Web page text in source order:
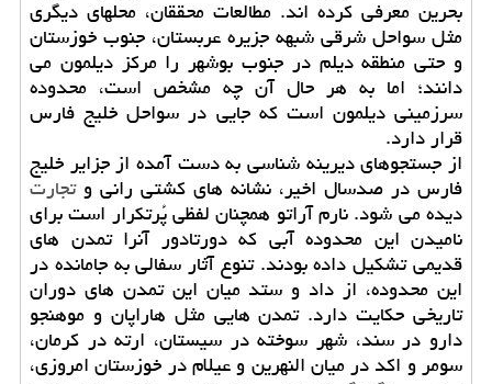
بحرین معرفی کرده اند. مطالعات محققان، محلهای دیگری
مثل سواحل شرقی شبهه جزیره عربستان، جنوب خوزستان
و حتی منطقه دیلم در جنوب بوشهر را مرکز دیلمون می
دانند؛ اما به هر حال آن چه مشخص است، محدوده
سرزمینی دیلمون است که جایی در سواحل خلیج فارس
قرار دارد.
از جستجوهای دیرینه شناسی به دست آمده از جزایر خلیج
فارس در صدسال اخیر، نشانه های کشتی رانی وتجارت
دیده می شود. نارم آراتو همچنان لفظی پُرتکرار است برای
نامیدن این محدوده آبی که دورتادور آنرا تمدن های
قدیمی تشکیل داده بودند. تنوع آثار سفالی به جامانده در
این محدوده، از داد و ستد میان این تمدن های دوران
تاریخی حکایت دارد. تمدن هایی مثل هاراپان و موهنجو
دارو در سند، شهر سوخته در سیستان، ارته در کرمان،
سومر و اکد در میان النهرین و عیلام در خوزستان امروزی،